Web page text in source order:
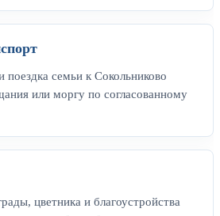
семьи к Сокольниково
или моргу по согласованному
цветника и благоустройства